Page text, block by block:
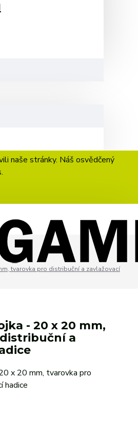
naše stránky. Náš osvědčený
tvarovka pro distribuční a zavlažovací
- 20 x 20 mm,
a